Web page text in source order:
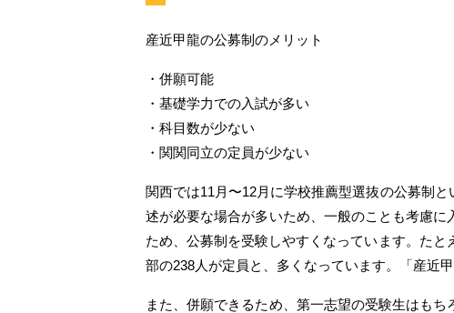
産近甲龍の公募制のメリット
・併願可能
・基礎学力での入試が多い
・科目数が少ない
・関関同立の定員が少ない
関西では11月〜12月に学校推薦型選抜の公募制
述が必要な場合が多いため、一般のことも考慮
ため、公募制を受験しやすくなっています。た
部の238人が定員と、多くなっています。「産近
また、併願できるため、第一志望の受験生はも